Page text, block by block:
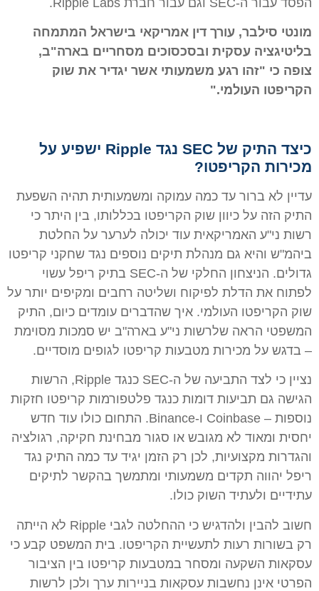
מונטי סילבר, עורך דין אמריקאי בישראל המתמחה
בליטיגציה עסקית ובסכסוכים מסחריים בארה"ב,
צופה כי "זהו רגע משמעותי אשר יגדיר את שוק
הקריפטו העולמי."
כיצד התיק של SEC נגד Ripple ישפיע על
מכירות הקריפטו?
עדיין לא ברור עד כמה עמוקה ומשמעותית תהיה השפעת
התיק הזה על כיוון שוק הקריפטו בכללותו, בין היתר כי
רשות ני"ע האמריקאית עוד יכולה לערער על החלטת
ביהמ"ש והיא גם מנהלת תיקים נוספים נגד שחקני קריפטו
גדולים. הניצחון החלקי של ה-SEC בתיק ריפל עשוי
לפתוח את הדלת לפיקוח ושליטה רחבים ומקיפים יותר על
שוק הקריפטו העולמי. איך שהדברים עומדים כיום, התיק
המשפטי הראה שלרשות ני"ע בארה"ב יש סמכות מסוימת
– בדגש על מכירות מטבעות קריפטו לגופים מוסדיים.
נציין כי לצד התביעה של ה-SEC כנגד Ripple, הרשות
הגישה גם תביעות דומות כנגד פלטפורמות קריפטו חזקות
נוספות – Coinbase ו-Binance. התחום כולו עוד חדש
יחסית ומאוד לא מגובש או סגור מבחינת חקיקה, רגולציה
והגדרות מקצועיות, לכן רק הזמן יגיד עד כמה התיק נגד
ריפל יהווה תקדים משמעותי ומתמשך בהקשר לתיקים
עתידיים ולעתיד השוק כולו.
חשוב להבין ולהדגיש כי ההחלטה לגבי Ripple לא הייתה
רק בשורות רעות לתעשיית הקריפטו. בית המשפט קבע כי
עסקאות השקעה ומסחר במטבעות קריפטו בין הציבור
הפרטי אינן נחשבות עסקאות בניירות ערך ולכן לרשות